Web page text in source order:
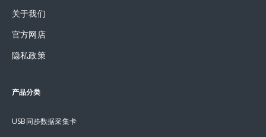
关于我们
官方网店
隐私政策
产品分类
USB同步数据采集卡